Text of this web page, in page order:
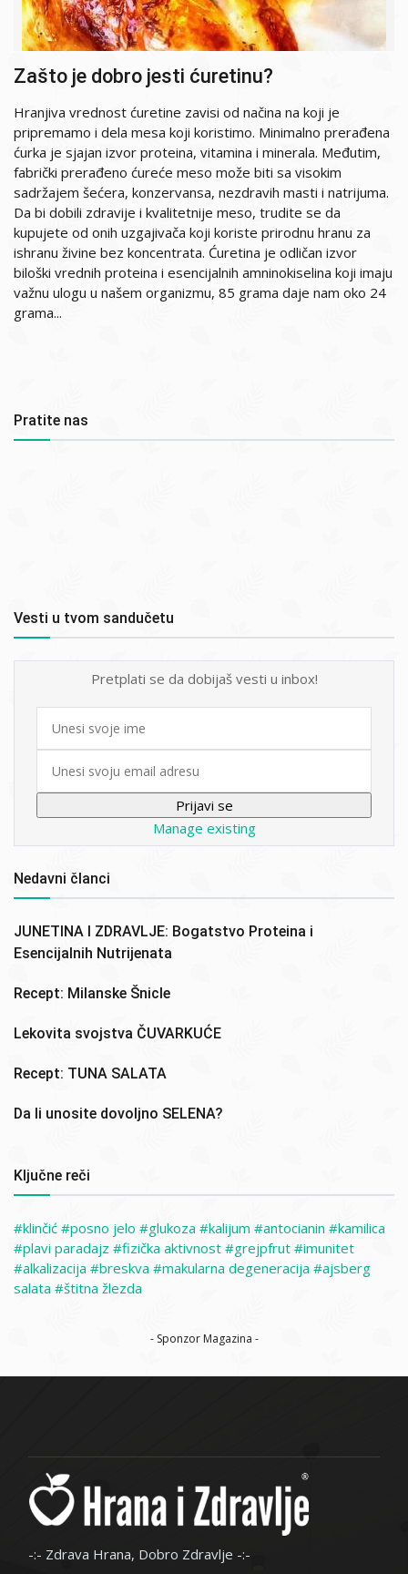
Zašto je dobro jesti ćuretinu?
Hranjiva vrednost ćuretine zavisi od načina na koji je
pripremamo i dela mesa koji koristimo. Minimalno prerađena
ćurka je sjajan izvor proteina, vitamina i minerala. Međutim,
fabrički prerađeno ćureće meso može biti sa visokim
sadržajem šećera, konzervansa, nezdravih masti i natrijuma.
Da bi dobili zdravije i kvalitetnije meso, trudite se da
kupujete od onih uzgajivača koji koriste prirodnu hranu za
ishranu živine bez koncentrata. Ćuretina je odličan izvor
biloški vrednih proteina i esencijalnih amninokiselina koji imaju
važnu ulogu u našem organizmu, 85 grama daje nam oko 24
grama...
Pratite nas
Vesti u tvom sandučetu
Pretplati se da dobijaš vesti u inbox!
First
Manage existing
Nedavni članci
JUNETINA I ZDRAVLJE: Bogatstvo Proteina i
Esencijalnih Nutrijenata
Recept: Milanske Šnicle
Lekovita svojstva ČUVARKUĆE
Recept: TUNA SALATA
Da li unosite dovoljno SELENA?
Ključne reči
klinčić posno jelo glukoza kalijum antocianin
kamilica
plavi paradajz
fizička aktivnost grejpfrut
imunitet
alkalizacija
breskva makularna degeneracija
ajsberg
salata
štitna žlezda
- Sponzor Magazina -
-:- Zdrava Hrana, Dobro Zdravlje -:-